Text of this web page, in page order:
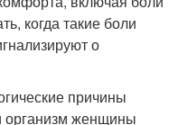
когда такие боли
о
причины
организм женщины